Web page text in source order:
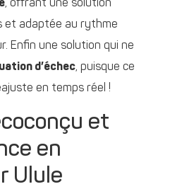
, offrant une solution
et adaptée au rythme
Enfin une solution qui ne
d’échec, puisque ce
en temps réel !
et
en
Ulule